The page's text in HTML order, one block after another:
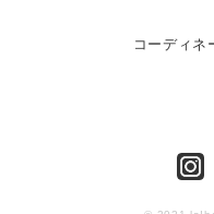
コーディネ